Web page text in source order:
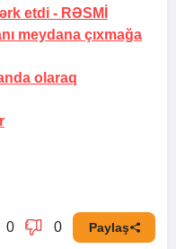
etdi - RƏSMİ
meydana çıxmağa
olaraq
0 0 Paylaş